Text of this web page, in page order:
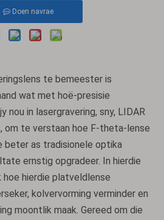
Doen navrae
te bemeester is
wat met hoë-presisie
nou in lasergravering, sny, LIDAR
om te verstaan ​​hoe F-theta-lense
beter as tradisionele optika
ernstig opgradeer. In hierdie
hoe hierdie platveldlense
kolvervorming verminder en
moontlik maak. Gereed om die